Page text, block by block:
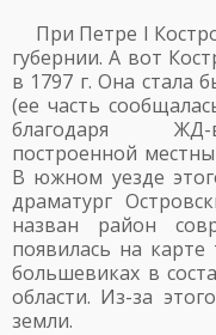
При Петре I
губернии. А вот
в 1797 г. Она стала
(ее часть
благодаря ЖД-
построенной
В южном уезде
драматург
назван район
появилась на
большевиках в
области. Из-за
земли.